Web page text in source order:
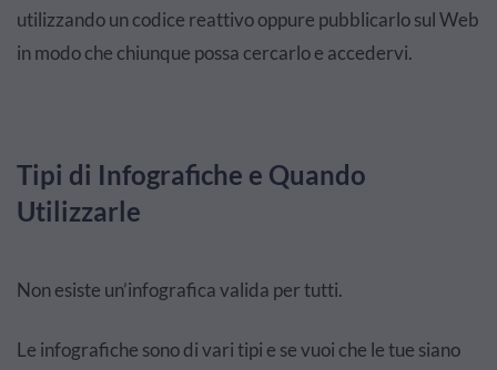
utilizzando un codice reattivo oppure pubblicarlo sul Web
in modo che chiunque possa cercarlo e accedervi.
Tipi di Infografiche e Quando
Utilizzarle
Non esiste un’infografica valida per tutti.
Le infografiche sono di vari tipi e se vuoi che le tue siano